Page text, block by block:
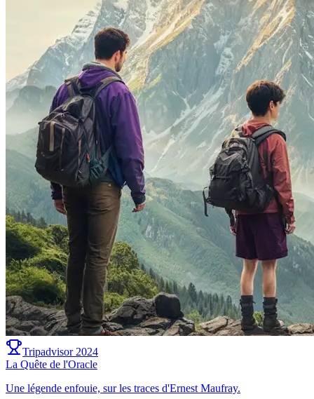
Tripadvisor 2024
La Quête de l'Oracle
Une légende enfouie, sur les traces d'Ernest Maufray.